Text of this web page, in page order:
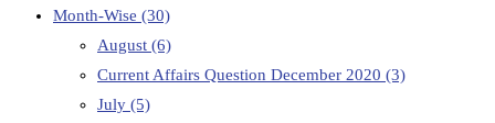
Month-Wise (30)
August (6)
Current Affairs Question December 2020 (3)
July (5)